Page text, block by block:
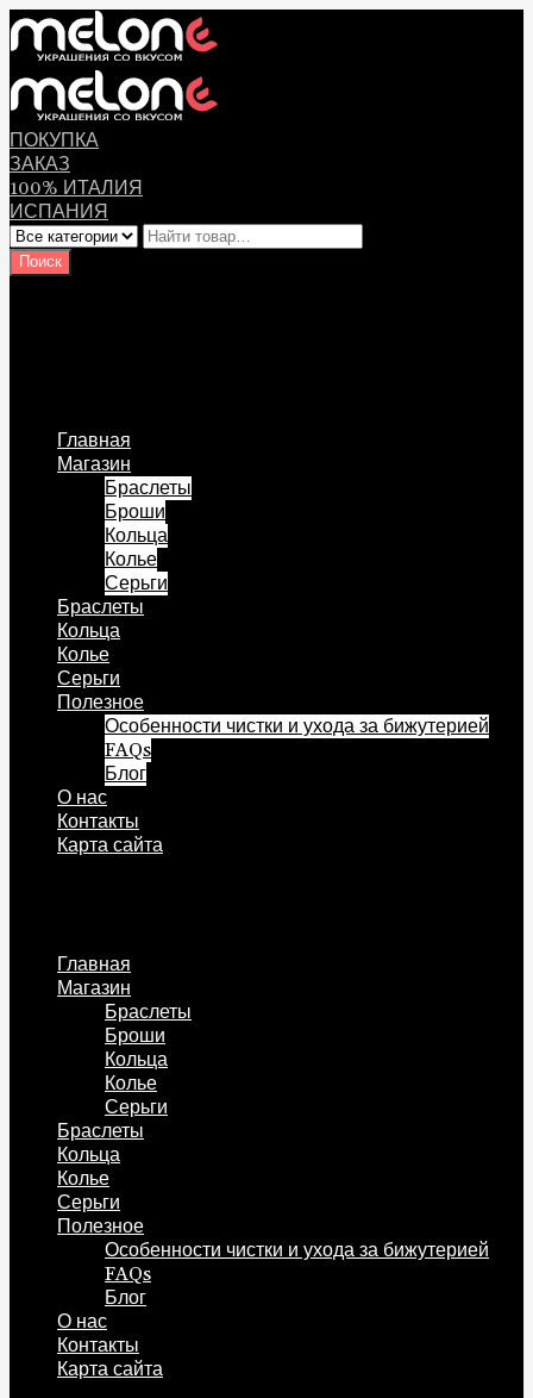
ПОКУПКА
ЗАКАЗ
100% ИТАЛИЯ
ИСПАНИЯ
Главная
Магазин
Браслеты
Броши
Кольца
Колье
Серьги
Браслеты
Кольца
Колье
Серьги
Полезное
Особенности чистки и ухода за бижутерией
FAQs
Блог
О нас
Контакты
Карта сайта
Главная
Магазин
Браслеты
Броши
Кольца
Колье
Серьги
Браслеты
Кольца
Колье
Серьги
Полезное
Особенности чистки и ухода за бижутерией
FAQs
Блог
О нас
Контакты
Карта сайта